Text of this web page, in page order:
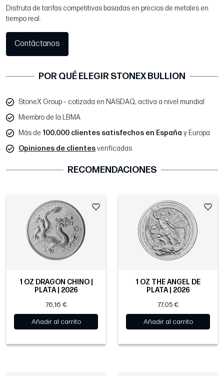
Disfruta de tarifas competitivas basadas en precios de metales en
tiempo real.
Contáctanos
POR QUÉ ELEGIR STONEX BULLION
StoneX Group – cotizada en NASDAQ, activa a nivel mundial
Miembro de la LBMA
Más de 100.000 clientes satisfechos en España y Europa
Opiniones de clientesverificadas
RECOMENDACIONES
1 OZ DRAGÓN CHINO |
PLATA | 2026
76,16 €
Añadir al carrito
1 OZ THE ANGEL DE
PLATA | 2026
77,05 €
Añadir al carrito